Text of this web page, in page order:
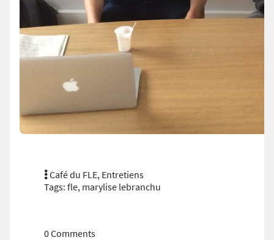
Café du FLE, Entretiens
Tags: fle, marylise lebranchu
0 Comments